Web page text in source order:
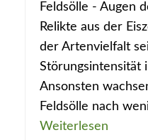
Feldsölle - Augen
Relikte aus der
der Artenvielfalt
Störungsintensität
Ansonsten
Feldsölle nach
Weiterlesen